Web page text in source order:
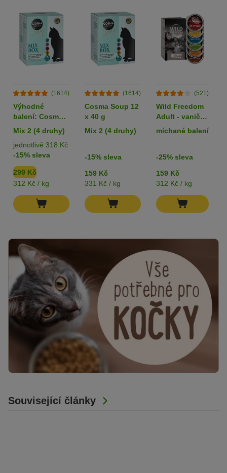
Související články
(1614)
Výhodné
balení: Cosma
Soup 24 x 40 g
Mix 2 (4 druhy)
jednotlivě 318 Kč
-15% sleva
299 Kč
312 Kč / kg
(1614)
Cosma Soup 12
x 40 g
Mix 2 (4 druhy)
-15% sleva
159 Kč
331 Kč / kg
(521)
Wild Freedom
Adult - vaničky
6 x 85 g
míchané balení
-25% sleva
159 Kč
312 Kč / kg